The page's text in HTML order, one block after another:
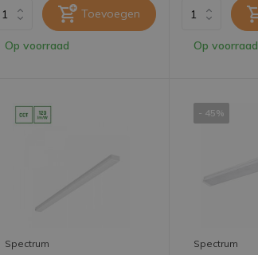
Toevoegen
Op voorraad Op voorraad
Spectrum
- 45%
Spectrum